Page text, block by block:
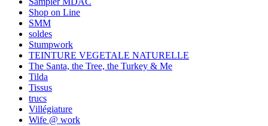
Shop on Line
SMM
soldes
Stumpwork
TEINTURE VEGETALE NATURELLE
The Santa, the Tree, the Turkey & Me
Tilda
Tissus
trucs
Villégiature
Wife @ work